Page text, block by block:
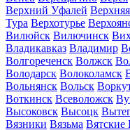
Верхний Уфалей
Тура Верхотурье
Вилюйск Вилючинск
Владикавказ Владимир
Волгореченск Волжск
Володарск Волоколамск
Вольнянск Вольск
Воткинск Всеволожск
Высоковск Высоцк
Вязники Вязьма